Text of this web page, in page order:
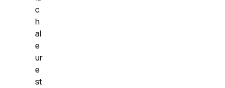
c
h
al
e
ur
e
st